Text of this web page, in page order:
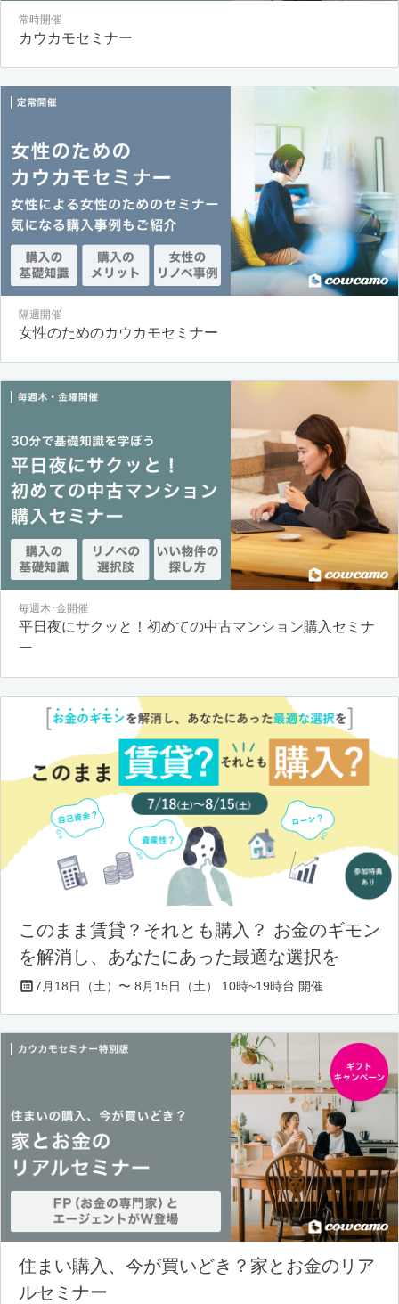
常時開催
カウカモセミナー
隔週開催
女性のためのカウカモセミナー
毎週木･金開催
平日夜にサクッと！初めての中古マンション購入セミナ
ー
このまま賃貸？それとも購入？ お金のギモン
を解消し、あなたにあった最適な選択を
7月18日（土）〜 8月15日（土） 10時~19時台 開催
住まい購入、今が買いどき？家とお金のリア
ルセミナー